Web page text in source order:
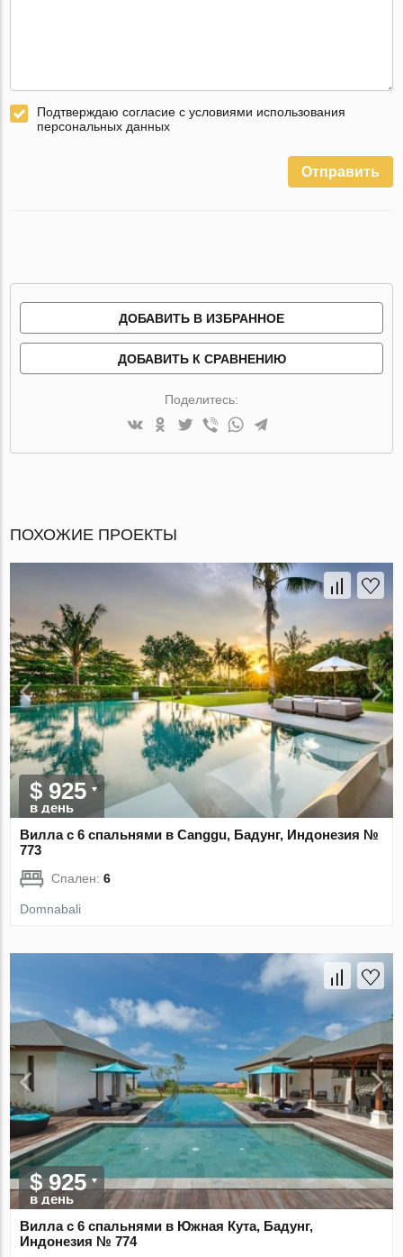
Подтверждаю согласие с условиями использования
персональных данных
Отправить
ДОБАВИТЬ В ИЗБРАННОЕ
ДОБАВИТЬ К СРАВНЕНИЮ
Поделитесь:
ПОХОЖИЕ ПРОЕКТЫ
$ 925
в день
Вилла с 6 спальнями в Canggu, Бадунг, Индонезия №
773
Спален:6
Domnabali
$ 925
в день
Вилла с 6 спальнями в Южная Кута, Бадунг,
Индонезия № 774